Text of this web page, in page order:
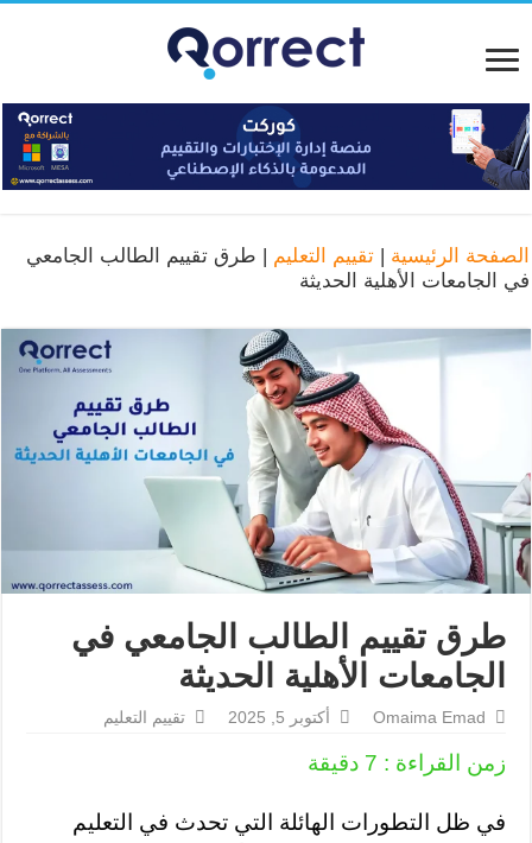
الصفحة الرئيسية |تقييم التعليم | طرق تقييم الطالب الجامعي
في الجامعات الأهلية الحديثة
طرق تقييم الطالب الجامعي في
الجامعات الأهلية الحديثة
Omaima Emad أكتوبر 5, 2025 تقييم التعليم
زمن القراءة : 7 دقيقة
في ظل التطورات الهائلة التي تحدث في التعليم